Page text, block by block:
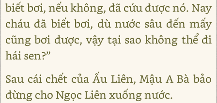
biết bơi, nếu không, đã cứu được nó. Nay
cháu đã biết bơi, dù nước sâu đến mấy
cũng bơi được, vậy tại sao không thể đi
hái sen?”
Sau cái chết của Ấu Liên, Mậu A Bà bảo
đừng cho Ngọc Liên xuống nước.